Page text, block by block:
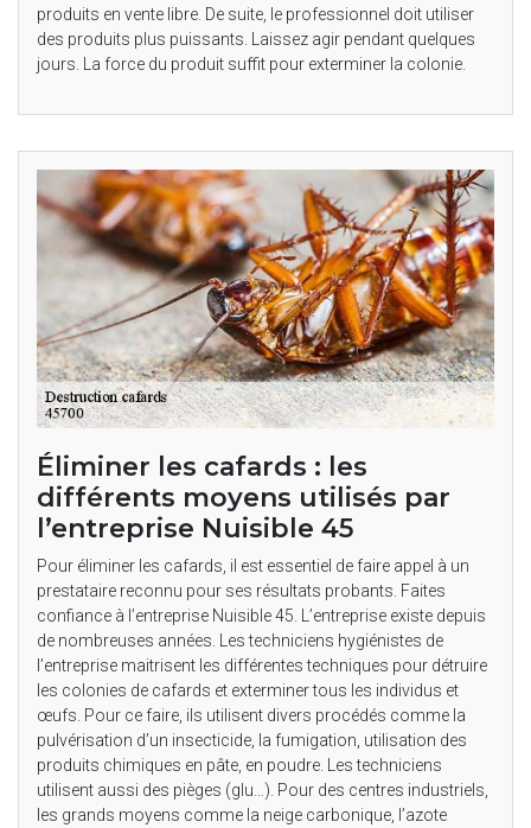
produits en vente libre. De suite, le professionnel doit utiliser
des produits plus puissants. Laissez agir pendant quelques
jours. La force du produit suffit pour exterminer la colonie.
Éliminer les cafards : les
différents moyens utilisés par
l’entreprise Nuisible 45
Pour éliminer les cafards, il est essentiel de faire appel à un
prestataire reconnu pour ses résultats probants. Faites
confiance à l’entreprise Nuisible 45. L’entreprise existe depuis
de nombreuses années. Les techniciens hygiénistes de
l’entreprise maitrisent les différentes techniques pour détruire
les colonies de cafards et exterminer tous les individus et
œufs. Pour ce faire, ils utilisent divers procédés comme la
pulvérisation d’un insecticide, la fumigation, utilisation des
produits chimiques en pâte, en poudre. Les techniciens
utilisent aussi des pièges (glu…). Pour des centres industriels,
les grands moyens comme la neige carbonique, l’azote